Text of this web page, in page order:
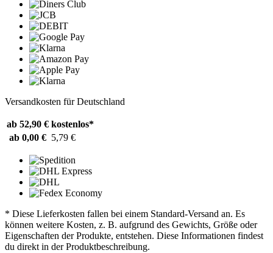
Versandkosten für Deutschland
ab 52,90 € kostenlos*
ab 0,00 € 5,79 €
* Diese Lieferkosten fallen bei einem Standard-Versand an. Es
können weitere Kosten, z. B. aufgrund des Gewichts, Größe oder
Eigenschaften der Produkte, entstehen. Diese Informationen findest
du direkt in der Produktbeschreibung.